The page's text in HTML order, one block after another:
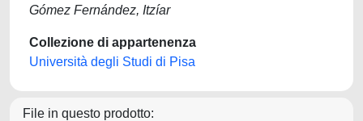
Gómez Fernández, Itzíar
Collezione di appartenenza
Università degli Studi di Pisa
File in questo prodotto: